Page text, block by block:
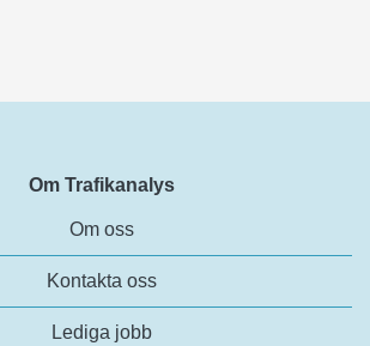
Om Trafikanalys
Om oss
Kontakta oss
Lediga jobb